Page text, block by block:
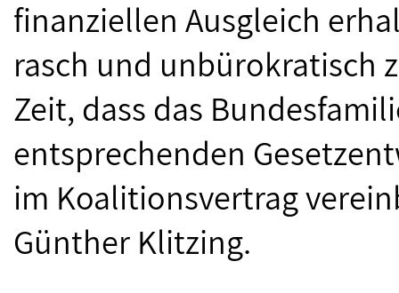
finanziellen Ausgleich
rasch und unbürokratisch
Zeit, dass das
entsprechenden
im Koalitionsvertrag
Günther Klitzing.